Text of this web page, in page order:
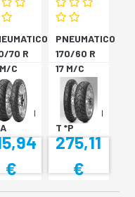
70 R
C
TL
€
PNEUMATICO
170/60 R
17 M/C
72V
TL????
SCORPION
T *P
275,11
€